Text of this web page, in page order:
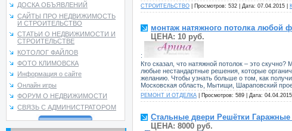
ДОСКА ОБЪЯВЛЕНИЙ
САЙТЫ ПРО НЕДВИЖИМОСТЬ
И СТРОИТЕЛЬСТВО
СТАТЬИ О НЕДВИЖИМОСТИ И
СТРОИТЕЛЬСТВЕ
КОТОЛОГ ФАЙЛОВ
ФОТО КЛИМОВСКА
Информация о сайте
Онлайн игры
ФОРУМ О НЕДВИЖИМОСТИ
СВЯЗЬ С АДМИНИСТРАТОРОМ
СТРОИТЕЛЬСТВО | Просмотров: 532 | Дата: 07.04.2015
монтаж натяжного потолка любой
ЦЕНА: 10 руб.
:
Кто сказал, что натяжной потолок – это
любые нестандартные решения, которые
желанию. Чтобы узнать больше о том, как
Московская область, Мытищи, Шараповский
РЕМОНТ И ОТДЕЛКА | Просмотров: 589 | Дата: 04.04.2015
Стальные двери Решётки
ЦЕНА: 8000 руб.